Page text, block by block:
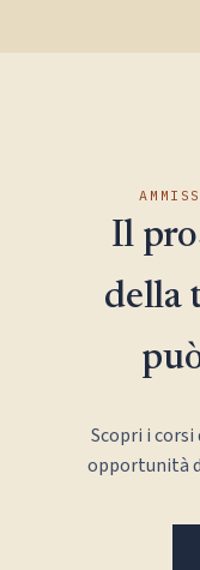
Il
della
Scopri i corsi
opportunità